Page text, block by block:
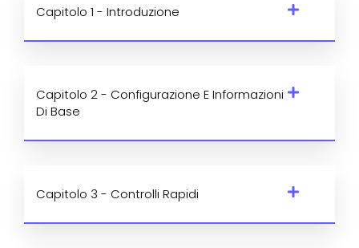
Capitolo 1 - Introduzione
Capitolo 2 - Configurazione E Informazioni
Di Base
Capitolo 3 - Controlli Rapidi